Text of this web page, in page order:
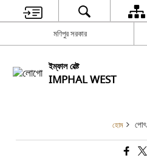
মণিপুর সরকার
ইম্ফাল ৱেষ্ট
IMPHAL WEST
হোম